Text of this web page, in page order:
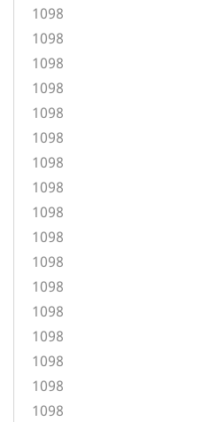
1098
1098
1098
1098
1098
1098
1098
1098
1098
1098
1098
1098
1098
1098
1098
1098
1098